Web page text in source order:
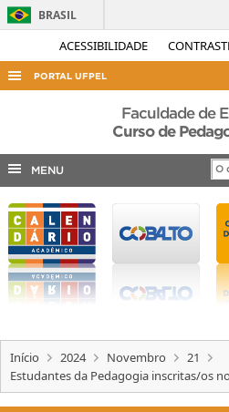
ACESSIBILIDADE
BRASIL
PORTAL UFPEL
ACESSO À INFORMAÇÃO
COBALTO
EDITAIS
INTERNACIONAL
OUVIDORIA
TELEFONES
Faculdade de
Curso de
MENU
Início 2024 Novembro
21
Estudantes da Pedagogia inscritas/os